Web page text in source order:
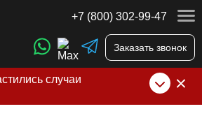
+7 (800) 302-99-47
Заказать звонок
случаи